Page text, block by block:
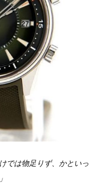
では物足りず、かといっ